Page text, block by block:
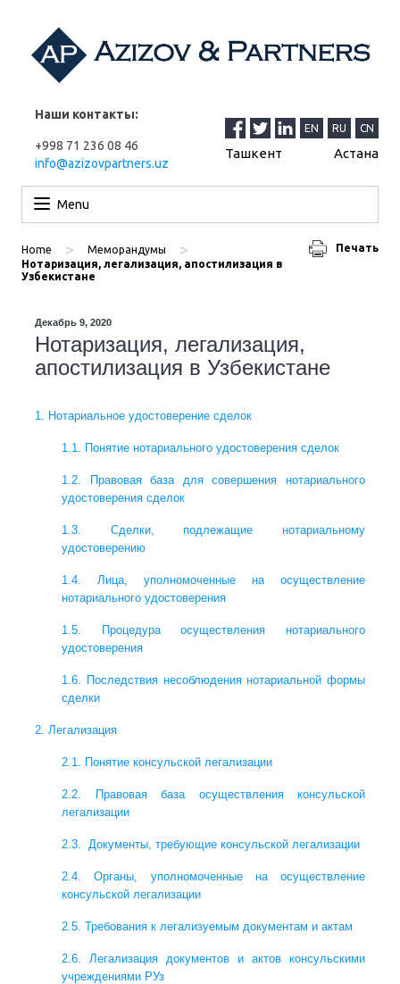
Наши контакты:
+998 71 236 08 46
info@azizovpartners.uz
EN RU CN
Ташкент Астана
Menu
Печать
Home > Меморандумы >
Нотаризация, легализация, апостилизация в
Узбекистане
Декабрь 9, 2020
Нотаризация, легализация,
апостилизация в Узбекистане
1. Нотариальное удостоверение сделок
1.1. Понятие нотариального удостоверения сделок
1.2. Правовая база для совершения нотариального
удостоверения сделок
1.3. Сделки, подлежащие нотариальному
удостоверению
1.4. Лица, уполномоченные на осуществление
нотариального удостоверения
1.5. Процедура осуществления нотариального
удостоверения
1.6. Последствия несоблюдения нотариальной формы
сделки
2. Легализация
2.1. Понятие консульской легализации
2.2. Правовая база осуществления консульской
легализации
2.3. Документы, требующие консульской легализации
2.4. Органы, уполномоченные на осуществление
консульской легализации
2.5. Требования к легализуемым документам и актам
2.6. Легализация документов и актов консульскими
учреждениями РУз